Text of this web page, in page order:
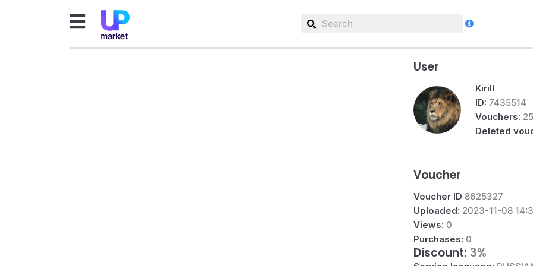
User
Kirill
ID: 7435514
Vouchers:
Deleted
Voucher
Voucher ID 8625327
Uploaded: 2023-11-08
Views: 0
Purchases: 0
Discount: 3%